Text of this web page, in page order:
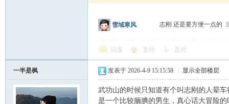
雪域寒风 志刚 还是要方便一点的
回复 支持 反对
一半是枫 发表于 2026-4-9 15:15:58 显示全部楼层
武功山的时候只知道有个叫志刚的人晕
是一个比较腼腆的男生，真心话大冒险